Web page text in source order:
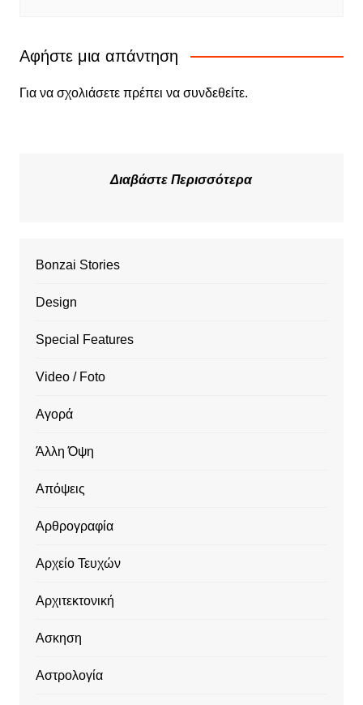
Αφήστε μια απάντηση
Για να σχολιάσετε πρέπει να συνδεθείτε.
Διαβάστε Περισσότερα
Bonzai Stories
Design
Special Features
Video / Foto
Αγορά
Άλλη Όψη
Απόψεις
Αρθρογραφία
Αρχείο Τευχών
Αρχιτεκτονική
Ασκηση
Αστρολογία